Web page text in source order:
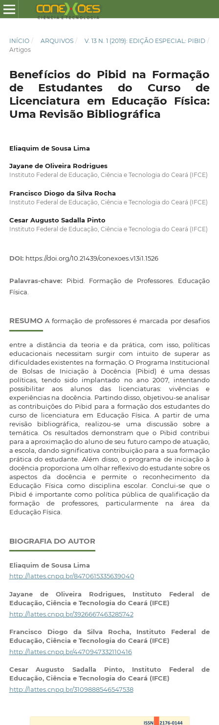
INÍCIO / ARQUIVOS / V. 13 N. 1 (2019): EDIÇÃO ESPECIAL: PIBID /
Artigos
Benefícios do Pibid na Formação
de Estudantes do Curso de
Licenciatura em Educação Física:
Uma Revisão Bibliográfica
Eliaquim de Sousa Lima
Jayane de Oliveira Rodrigues
Instituto Federal de Educação, Ciência e Tecnologia do Ceará (IFCE)
Francisco Diogo da Silva Rocha
Instituto Federal de Educação, Ciência e Tecnologia do Ceará (IFCE)
Cesar Augusto Sadalla Pinto
Instituto Federal de Educação, Ciência e Tecnologia do Ceará (IFCE)
DOI: https://doi.org/10.21439/conexoes.v13i1.1526
Palavras-chave: Pibid. Formação de Professores. Educação
Física.
RESUMO A formação de professores é marcada por desafios
entre a distância da teoria e da prática, com isso, políticas
educacionais necessitam surgir com intuito de superar as
dificuldades existentes na formação. O Programa Institucional
de Bolsas de Iniciação à Docência (Pibid) é uma dessas
políticas, tendo sido implantado no ano 2007, intentando
possibilitar aos alunos das licenciaturas: vivências e
experiências na docência. Partindo disso, objetivou-se analisar
as contribuições do Pibid para a formação dos estudantes do
curso de licenciatura em Educação Física. A partir de uma
revisão bibliográfica, realizou-se uma discussão sobre a
temática. Os resultados demonstram que o Pibid contribui
para a aproximação do aluno de seu futuro campo de atuação,
a escola, dando significativa contribuição para a sua formação
prática do estudante. Além disso, o programa de iniciação à
docência proporciona um olhar reflexivo do estudante sobre os
aspectos da docência e permite o reconhecimento da
Educação Física como disciplina escolar. Conclui-se que o
Pibid é importante como política pública de qualificação da
formação de professores, particularmente na área da
Educação Física.
BIOGRAFIA DO AUTOR
Eliaquim de Sousa Lima
http://lattes.cnpq.br/8470615335639040
Jayane de Oliveira Rodrigues, Instituto Federal de
Educação, Ciência e Tecnologia do Ceará (IFCE)
http://lattes.cnpq.br/3926667463285742
Francisco Diogo da Silva Rocha, Instituto Federal de
Educação, Ciência e Tecnologia do Ceará (IFCE)
http://lattes.cnpq.br/4470947332110416
Cesar Augusto Sadalla Pinto, Instituto Federal de
Educação, Ciência e Tecnologia do Ceará (IFCE)
http://lattes.cnpq.br/3109888546547538